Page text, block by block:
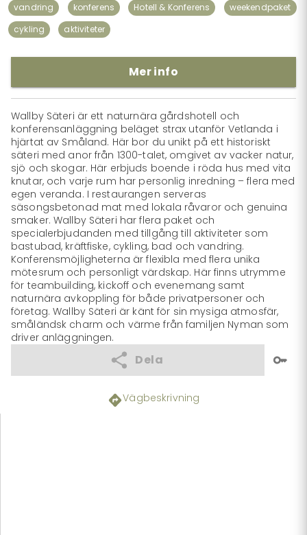
vandring
konferens Hotell & Konferens
weekendpaket
cykling
aktiviteter
Mer info
Wallby Säteri är ett naturnära gårdshotell och
konferensanläggning beläget strax utanför Vetlanda i
hjärtat av Småland. Här bor du unikt på ett historiskt
säteri med anor från 1300-talet, omgivet av vacker natur,
sjö och skogar. Här erbjuds boende i röda hus med vita
knutar, och varje rum har personlig inredning – flera med
egen veranda. I restaurangen serveras
säsongsbetonad mat med lokala råvaror och genuina
smaker. Wallby Säteri har flera paket och
specialerbjudanden med tillgång till aktiviteter som
bastubad, kräftfiske, cykling, bad och vandring.
Konferensmöjligheterna är flexibla med flera unika
mötesrum och personligt värdskap. Här finns utrymme
för teambuilding, kickoff och evenemang samt
naturnära avkoppling för både privatpersoner och
företag. Wallby Säteri är känt för sin mysiga atmosfär,
småländsk charm och värme från familjen Nyman som
driver anläggningen.
Dela
Vägbeskrivning